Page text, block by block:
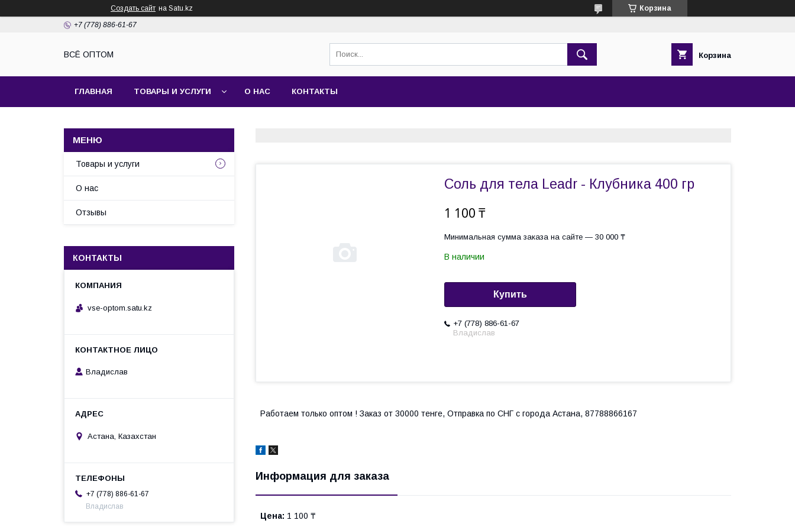
Создать сайт на Satu.kz Корзина
+7 (778) 886-61-67
ВСЁ ОПТОМ Корзина
ГЛАВНАЯ ТОВАРЫ И УСЛУГИ О НАС КОНТАКТЫ
Соль для тела Leadr - Клубника 400 гр
1 100 ₸
Минимальная сумма заказа на сайте — 30 000 ₸
В наличии
Купить
+7 (778) 886-61-67
Владислав
Работаем только оптом ! Заказ от 30000 тенге, Отправка по СНГ с города Астана, 87788866167
Информация для заказа
Цена: 1 100 ₸
Товары и услуги
О нас
Отзывы
КОНТАКТЫ
vse-optom.satu.kz
Владислав
Астана, Казахстан
+7 (778) 886-61-67
Владислав